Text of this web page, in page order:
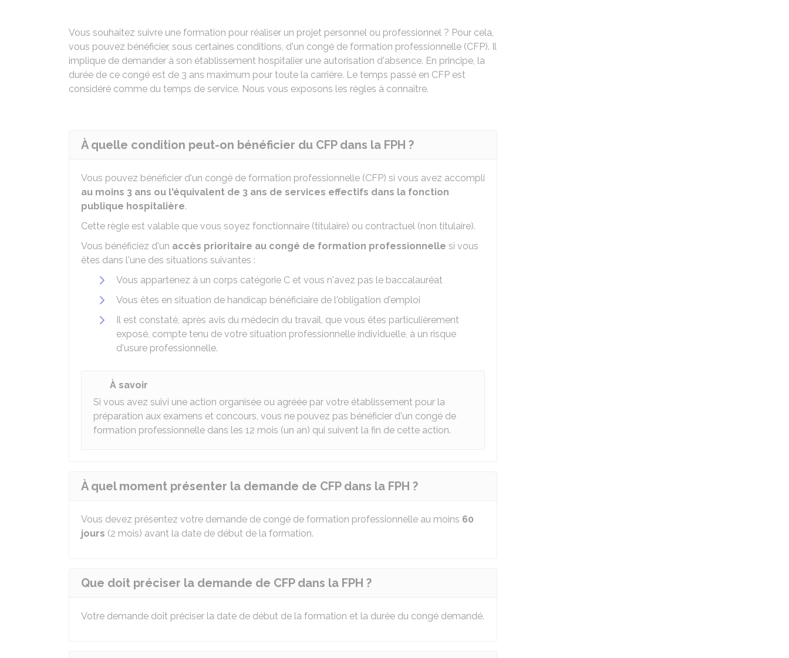
Vous souhaitez suivre une formation pour réaliser un projet personnel ou professionnel ? Pour cela,
vous pouvez bénéficier, sous certaines conditions, d'un congé de formation professionnelle (CFP). Il
implique de demander à son établissement hospitalier une autorisation d'absence. En principe, la
durée de ce congé est de 3 ans maximum pour toute la carrière. Le temps passé en CFP est
considéré comme du temps de service. Nous vous exposons les règles à connaître.
À quelle condition peut-on bénéficier du CFP dans la FPH ?
Vous pouvez bénéficier d'un congé de formation professionnelle (CFP) si vous avez accompli
au moins 3 ans ou l'équivalent de 3 ans de services effectifs dans la fonction
publique hospitalière.
Cette règle est valable que vous soyez fonctionnaire (titulaire) ou contractuel (non titulaire).
Vous bénéficiez d'un accès prioritaire au congé de formation professionnelle si vous
êtes dans l'une des situations suivantes :
Vous appartenez à un corps catégorie C et vous n'avez pas le baccalauréat
Vous êtes en situation de handicap bénéficiaire de l'obligation d'emploi
Il est constaté, après avis du médecin du travail, que vous êtes particulièrement
exposé, compte tenu de votre situation professionnelle individuelle, à un risque
d'usure professionnelle.
À savoir
Si vous avez suivi une action organisée ou agréée par votre établissement pour la
préparation aux examens et concours, vous ne pouvez pas bénéficier d'un congé de
formation professionnelle dans les 12 mois (un an) qui suivent la fin de cette action.
À quel moment présenter la demande de CFP dans la FPH ?
Vous devez présentez votre demande de congé de formation professionnelle au moins 60
jours (2 mois) avant la date de début de la formation.
Que doit préciser la demande de CFP dans la FPH ?
Votre demande doit préciser la date de début de la formation et la durée du congé demandé.